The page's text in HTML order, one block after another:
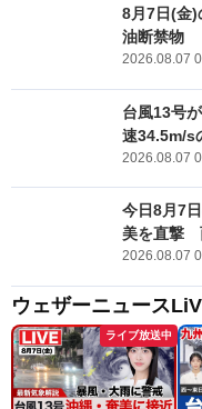
8月7日(金
油断禁物
2026.08.07
台風13号
速34.5m/s
2026.08.07
今日8月7
美を直撃
2026.08.07
ウェザーニュース
ライブ放送中